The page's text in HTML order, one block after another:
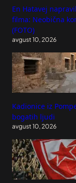
En Hatavej
filma: Neobična
(FOTO)
avgust 10, 2026
Kadionice iz
bogatih ljudi
avgust 10, 2026